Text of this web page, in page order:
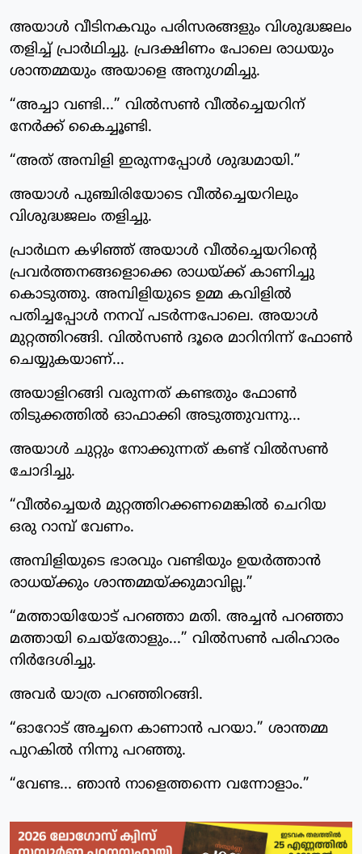
അയാൾ വീടിനകവും പരിസരങ്ങളും വിശുദ്ധജലം
തളിച്ച് പ്രാർഥിച്ചു. പ്രദക്ഷിണം പോലെ രാധയും
ശാന്തമ്മയും അയാളെ അനുഗമിച്ചു.
“അച്ചാ വണ്ടി...” വിൽസൺ വീൽച്ചെയറിന്
നേർക്ക് കൈച്ചൂണ്ടി.
“അത് അമ്പിളി ഇരുന്നപ്പോൾ ശുദ്ധമായി.”
അയാൾ പുഞ്ചിരിയോടെ വീൽച്ചെയറിലും
വിശുദ്ധജലം തളിച്ചു.
പ്രാർഥന കഴിഞ്ഞ് അയാൾ വീൽച്ചെയറിന്റെ
പ്രവർത്തനങ്ങളൊക്കെ രാധയ്ക്ക് കാണിച്ചു
കൊടുത്തു. അമ്പിളിയുടെ ഉമ്മ കവിളിൽ
പതിച്ചപ്പോൾ നനവ് പടർന്നപോലെ. അയാൾ
മുറ്റത്തിറങ്ങി. വിൽസൺ ദൂരെ മാറിനിന്ന് ഫോൺ
ചെയ്യുകയാണ്...
അയാളിറങ്ങി വരുന്നത് കണ്ടതും ഫോൺ
തിടുക്കത്തിൽ ഓഫാക്കി അടുത്തുവന്നു...
അയാൾ ചുറ്റും നോക്കുന്നത് കണ്ട് വിൽസൺ
ചോദിച്ചു.
“വീൽച്ചെയർ മുറ്റത്തിറക്കണമെങ്കിൽ ചെറിയ
ഒരു റാമ്പ് വേണം.
അമ്പിളിയുടെ ഭാരവും വണ്ടിയും ഉയർത്താൻ
രാധയ്ക്കും ശാന്തമ്മയ്‌ക്കുമാവില്ല.”
“മത്തായിയോട് പറഞ്ഞാ മതി. അച്ചൻ പറഞ്ഞാ
മത്തായി ചെയ്തോളും...” വിൽസൺ പരിഹാരം
നിർദേശിച്ചു.
അവർ യാത്ര പറഞ്ഞിറങ്ങി.
“ഓറോട് അച്ചനെ കാണാൻ പറയാ.” ശാന്തമ്മ
പുറകിൽ നിന്നു പറഞ്ഞു.
“വേണ്ട... ഞാൻ നാളെത്തന്നെ വന്നോളാം.”